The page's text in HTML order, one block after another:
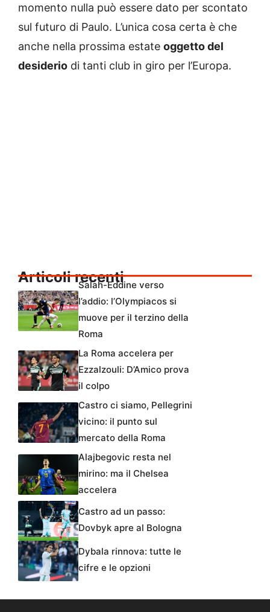
momento nulla può essere dato per scontato
sul futuro di Paulo. L’unica cosa certa è che
anche nella prossima estate oggetto del
desiderio di tanti club in giro per l’Europa.
Articoli recenti
Salah-Eddine verso
l’addio: l’Olympiacos si
muove per il terzino della
Roma
La Roma accelera per
Ezzalzouli: D’Amico prova
il colpo
Castro ci siamo, Pellegrini
vicino: il punto sul
mercato della Roma
Alajbegovic resta nel
mirino: ma il Chelsea
accelera
Castro ad un passo:
Dovbyk apre al Bologna
Dybala rinnova: tutte le
cifre e le opzioni